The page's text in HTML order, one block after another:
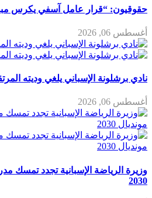
حقوقيون: “قرار عامل آسفي يكرس مبدأ
أغسطس 06, 2026
نادي برشلونة الإسباني يلغي وديته
أغسطس 06, 2026
وزيرة الرياضة الإسبانية تجدد تمسك
2030